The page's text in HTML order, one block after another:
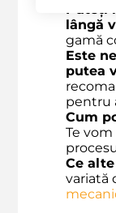
Puteți
lângă
gamă
Este
putea
pentru
Cum
Te
Ce
variată